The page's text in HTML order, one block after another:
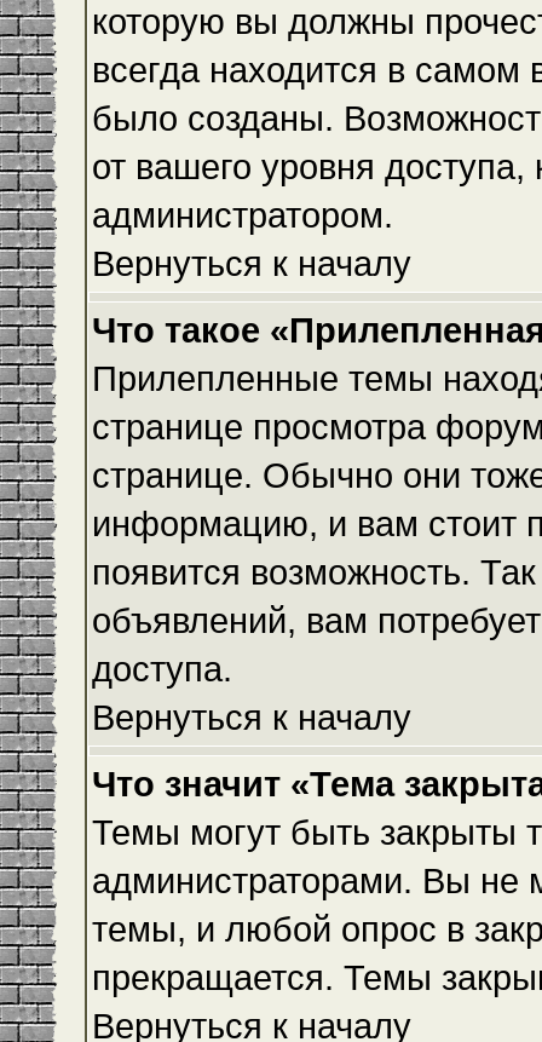
которую вы должны
всегда находится в
было созданы.
от вашего уровня
администратором.
Вернуться к началу
Что такое
Прилепленные темы
странице просмотра
странице. Обычно они
информацию, и вам стоит
появится возможность.
объявлений, вам
доступа.
Вернуться к началу
Что значит «Тема
Темы могут быть закрыты
администраторами. Вы не
темы, и любой опрос в
прекращается. Темы
Вернуться к началу